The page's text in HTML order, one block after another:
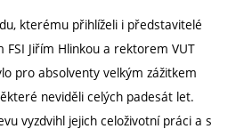
kterému přihlíželi i představitelé
Jiřím Hlinkou a rektorem VUT
pro absolventy velkým zážitkem
neviděli celých padesát let.
vyzdvihl jejich celoživotní práci a s